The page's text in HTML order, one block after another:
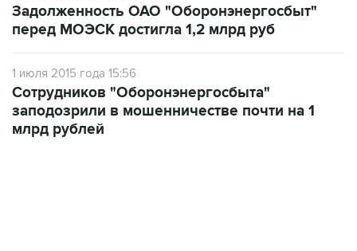
Задолженность ОАО "Оборонэнергосбыт"
перед МОЭСК достигла 1,2 млрд руб
1 июля 2015 года 15:56
Сотрудников "Оборонэнергосбыта"
заподозрили в мошенничестве почти на 1
млрд рублей